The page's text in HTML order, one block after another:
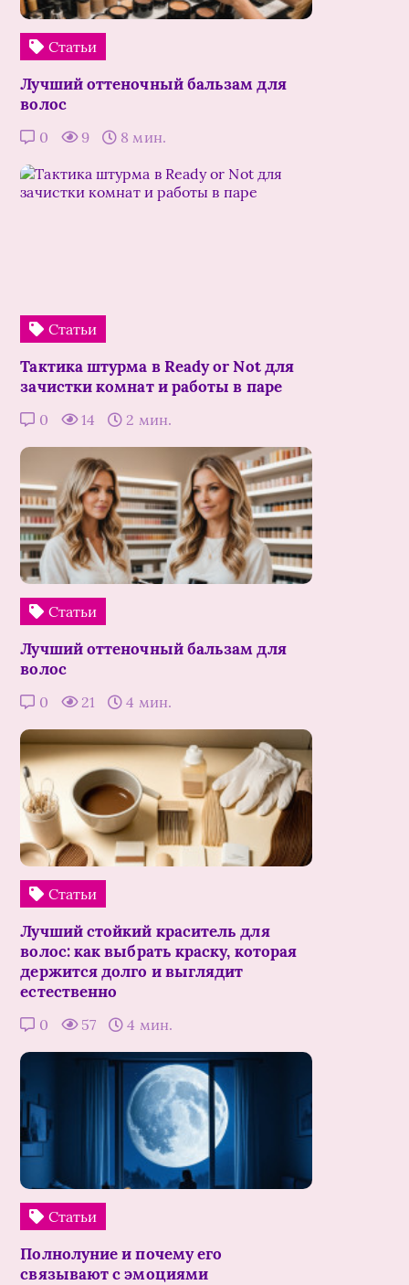
Статьи
Лучший оттеночный бальзам для
волос
0 9 8 мин.
Статьи
Тактика штурма в Ready or Not для
зачистки комнат и работы в паре
0 14 2 мин.
Статьи
Лучший оттеночный бальзам для
волос
0 21 4 мин.
Статьи
Лучший стойкий краситель для
волос: как выбрать краску, которая
держится долго и выглядит
естественно
0 57 4 мин.
Статьи
Полнолуние и почему его
связывают с эмоциями